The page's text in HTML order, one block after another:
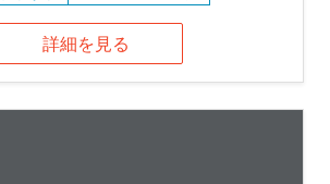
詳細を見る